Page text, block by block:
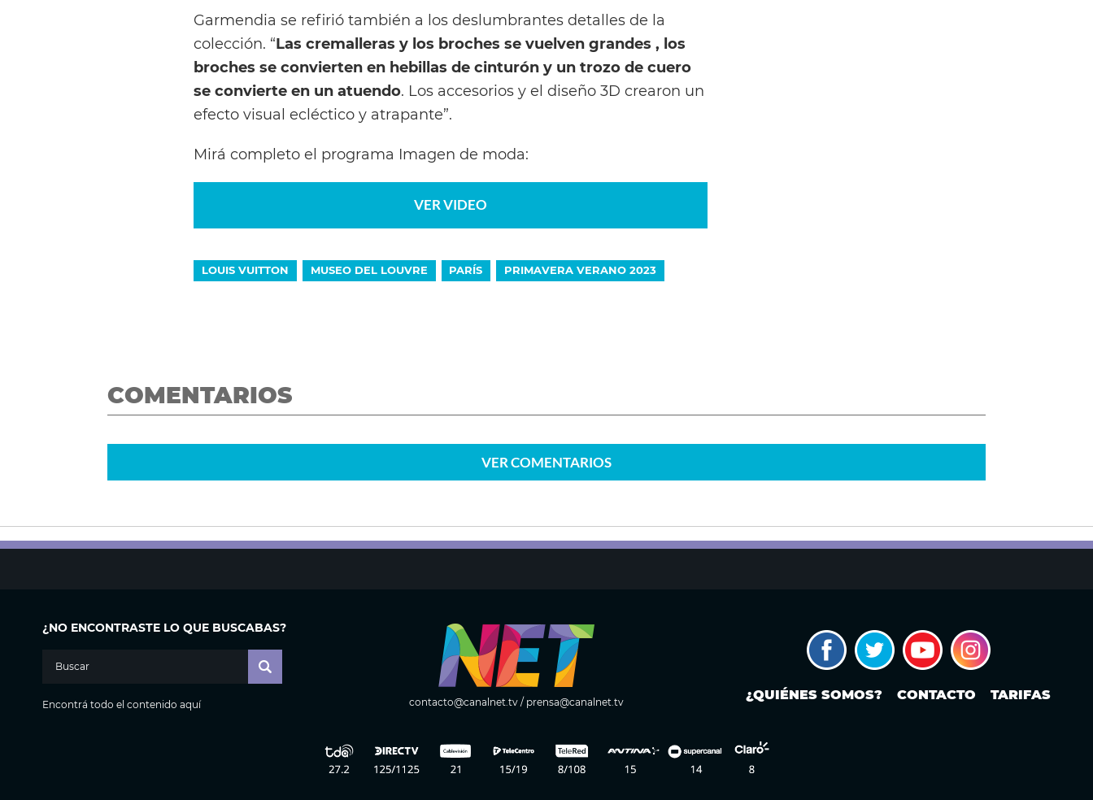
Garmendia se refirió también a los deslumbrantes detalles de la
colección. “Las cremalleras y los broches se vuelven grandes , los
broches se convierten en hebillas de cinturón y un trozo de cuero
se convierte en un atuendo. Los accesorios y el diseño 3D crearon un
efecto visual ecléctico y atrapante”.
Mirá completo el programa Imagen de moda:
VER VIDEO
LOUIS VUITTON MUSEO DEL LOUVRE PARÍS PRIMAVERA VERANO 2023
COMENTARIOS
VERCOMENTARIOS
¿NO ENCONTRASTE LO QUE BUSCABAS?
Encontrá todo el contenido aquí contacto@canalnet.tv/ prensa@canalnet.tv ¿QUIÉNES SOMOS? CONTACTO TARIFAS